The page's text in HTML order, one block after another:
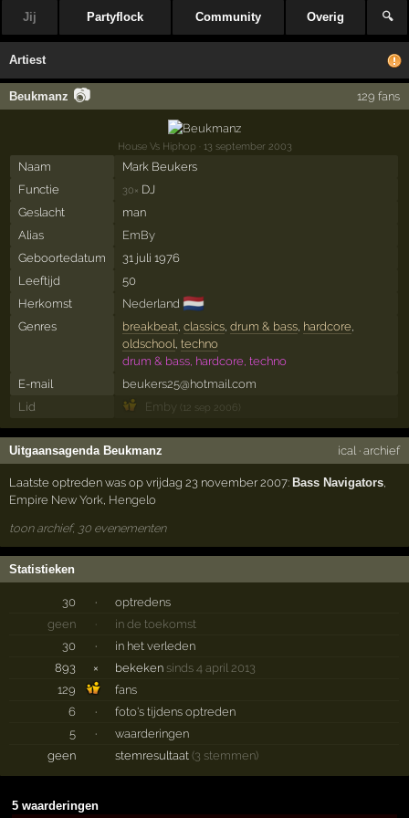
Jij Partyflock Community Overig 🔍
Artiest
Beukmanz 📷 129 fans
House Vs Hiphop · 13 september 2003
Naam
Mark Beukers
Functie
30× DJ
Geslacht
man
Alias
EmBy
Geboortedatum
31 juli 1976
Leeftijd
50
Herkomst
Nederland 🇳🇱
Genres breakbeat, classics, drum & bass, hardcore
oldschool techno
drum & bass, hardcore, techno
E-mail
beukers25@hotmail.com
Lid
Emby (12 sep 2006)
Uitgaansagenda Beukmanz ical· archief
Laatste optreden was op vrijdag 23 november 2007:Bass Navigators
Empire New York Hengelo
toon archief, 30 evenementen
Statistieken
30 ·
optredens
geen
·
in de toekomst
30
·
in het verleden
893
× bekeken sinds 4 april 2013
129
fans
6
·
foto's tijdens optreden
5
·
waarderingen
geen
stemresultaat(3 stemmen)
5 waarderingen